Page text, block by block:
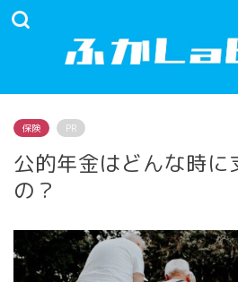
保険 PR
公的年金はどんな時に
の？